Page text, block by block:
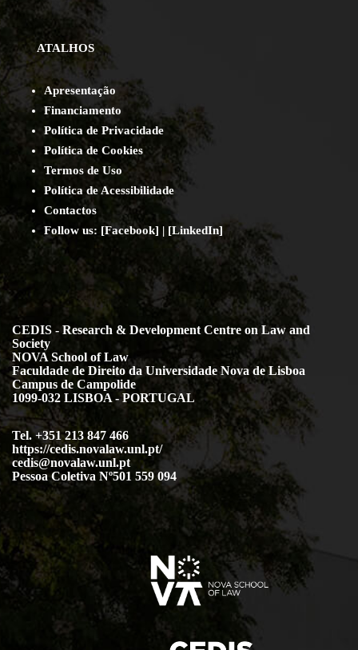
ATALHOS
Apresentação
Financiamento
Política de Privacidade
Política de Cookies
Termos de Uso
Política de Acessibilidade
Contactos
Follow us: [Facebook] | [LinkedIn]
CEDIS - Research & Development Centre on Law and
Society
NOVA School of Law
Faculdade de Direito da Universidade Nova de Lisboa
Campus de Campolide
1099-032 LISBOA - PORTUGAL
Tel. +351 213 847 466
https://cedis.novalaw.unl.pt/
cedis@novalaw.unl.pt
Pessoa Coletiva Nº501 559 094